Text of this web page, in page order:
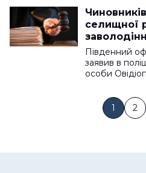
селищної
Південний
заявив в
особи
1 2